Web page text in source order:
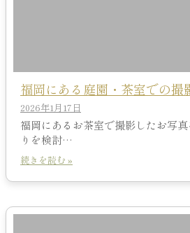
福岡にある庭園・茶室での撮
2026年1月17日
福岡にあるお茶室で撮影したお写
りを検討…
続きを読む »